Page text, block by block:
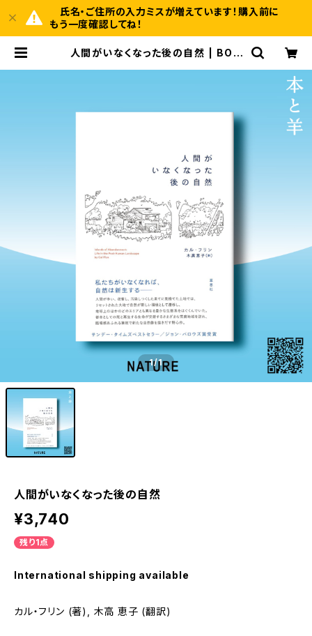
氏名・ご住所の入力ミスが増えています！購入前に
もう一度確認してね！
人間がいなくなった後の自然 | BOO
1/1
人間がいなくなった後の自然
¥3,740
残り1点
International shipping available
カル・フリン (著), 木高 恵子 (翻訳)